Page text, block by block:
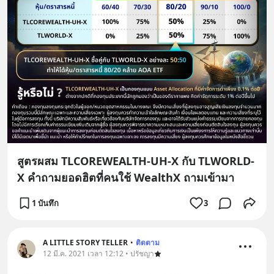
สูตรผสม TLCOREWEALTH-UH-X กับ TLWORLD-
X คำถามยอดฮิตที่คนใช้ WealthX ถามเข้ามา
1 บันทึก 3
A LITTLE STORY TELLER • ติดตาม
12 มี.ค. 2021 เวลา 12:12 • ปรัชญา